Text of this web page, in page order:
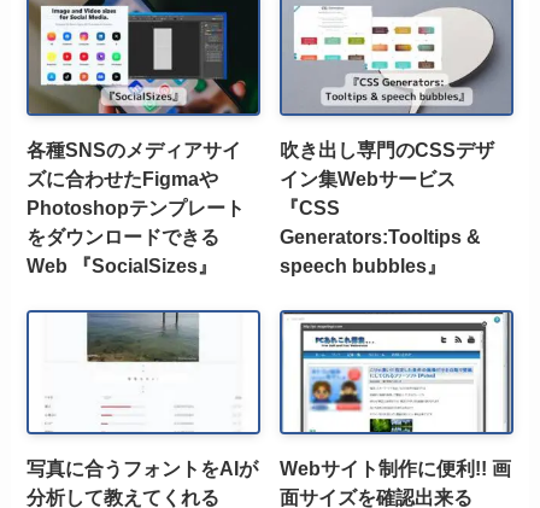
各種SNSのメディアサイ
ズに合わせたFigmaや
Photoshopテンプレート
をダウンロードできる
Web 『SocialSizes』
吹き出し専門のCSSデザ
イン集Webサービス
『CSS
Generators:Tooltips &
speech bubbles』
写真に合うフォントをAIが
分析して教えてくれる
Webサイト制作に便利!! 画
面サイズを確認出来る